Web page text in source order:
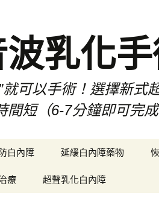
乳化
就可以手術！選擇新式
間短（6-7分鐘即可完
白內障 延緩白內障藥物
療 超聲乳化白內障